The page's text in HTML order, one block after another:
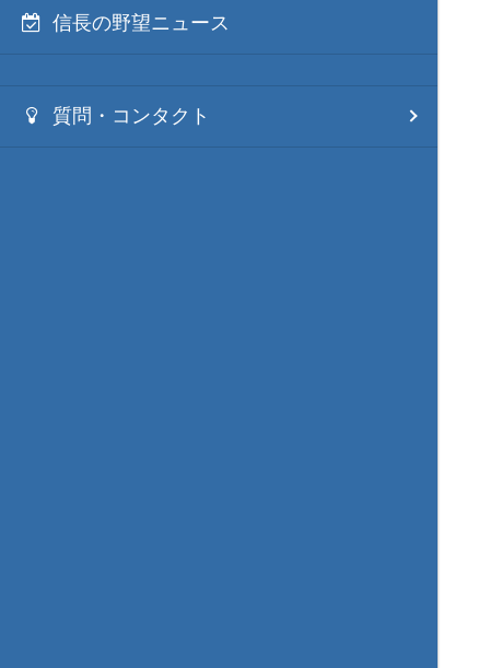
信長の野望ニュース
質問・コンタクト